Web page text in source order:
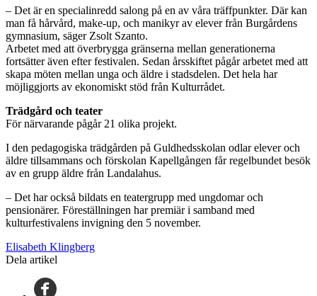
– Det är en specialinredd salong på en av våra träffpunkter. Där kan
man få hårvård, make-up, och manikyr av elever från Burgårdens
gymnasium, säger Zsolt Szanto.
Arbetet med att överbrygga gränserna mellan generationerna
fortsätter även efter festivalen. Sedan årsskiftet pågår arbetet med att
skapa möten mellan unga och äldre i stadsdelen. Det hela har
möjliggjorts av ekonomiskt stöd från Kulturrådet.
Trädgård och teater
För närvarande pågår 21 olika projekt.
I den pedagogiska trädgården på Guldhedsskolan odlar elever och
äldre tillsammans och förskolan Kapellgången får regelbundet besök
av en grupp äldre från Landalahus.
– Det har också bildats en teatergrupp med ungdomar och
pensionärer. Föreställningen har premiär i samband med
kulturfestivalens invigning den 5 november.
Elisabeth Klingberg
Dela artikel